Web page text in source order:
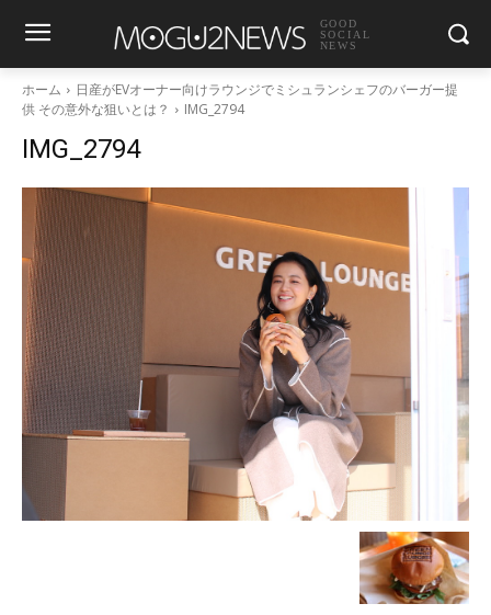
GOOD
SOCIAL
NEWS
ホーム
日産がEVオーナー向けラウンジでミシュランシェフのバーガー提
供 その意外な狙いとは？
IMG_2794
IMG_2794